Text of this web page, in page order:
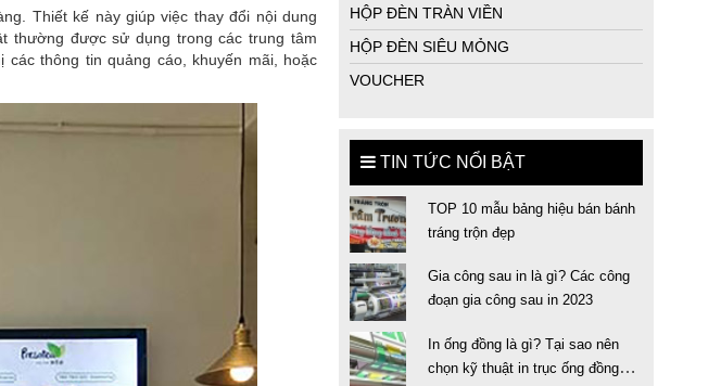
Thiết kế này giúp việc thay đổi nội dung
thường được sử dụng trong các trung tâm
thông tin quảng cáo, khuyến mãi, hoặc
HỘP ĐÈN TRÀN VIỀN
HỘP ĐÈN SIÊU MỎNG
VOUCHER
TIN TỨC NỔI BẬT
TOP 10 mẫu bảng hiệu bán bánh
tráng trộn đẹp
Gia công sau in là gì? Các công
đoạn gia công sau in 2023
In ống đồng là gì? Tại sao nên
chọn kỹ thuật in trục ống đồng